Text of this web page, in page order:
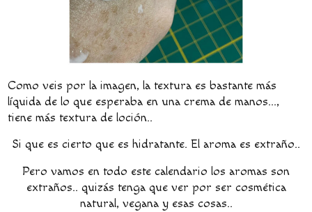
Como veis por la imagen, la textura es bastante más
líquida de lo que esperaba en una crema de manos...,
tiene más textura de loción..
Si que es cierto que es hidratante. El aroma es extraño..
Pero vamos en todo este calendario los aromas son
extraños.. quizás tenga que ver por ser cosmética
natural, vegana y esas cosas..